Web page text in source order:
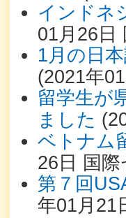
インドネ
01月26日
1月の日
(2021年
留学生が
ました (
ベトナム
26日 国
第７回
年01月21